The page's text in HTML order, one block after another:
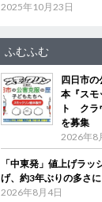
2025年10月23日
ふむふむ
四日市の
本『スモ
ト クラ
を募集
2026年8
「中東発」値上げラ
げ、約3年ぶりの多さに
2026年8月4日